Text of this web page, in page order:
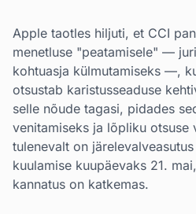
Apple taotles hiljuti, et CCI
menetluse "peatamisele" —
kohtuasja külmutamiseks —,
otsustab karistusseaduse
selle nõude tagasi, pidades
venitamiseks ja lõpliku otsuse
tulenevalt on
kuulamise kuupäevaks 21.
kannatus on katkemas.